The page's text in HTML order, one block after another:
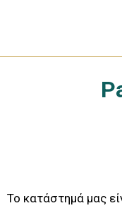
Το κατάστημά μας